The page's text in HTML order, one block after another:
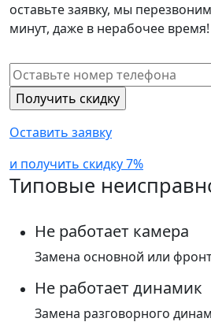
оставьте заявку, мы
минут, даже в нерабочее время!
Оставить заявку
и получить скидку 7%
Типовые
Не работает камера
Замена основной или
Не работает динамик
Замена разговорного